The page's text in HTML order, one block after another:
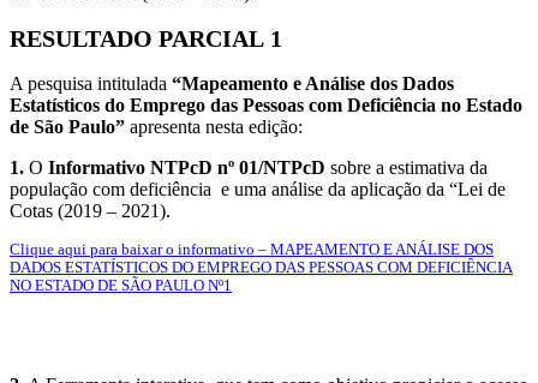
RESULTADO PARCIAL 1
A pesquisa intitulada “Mapeamento e Análise dos Dados
Estatísticos do Emprego das Pessoas com Deficiência no Estado
de São Paulo” apresenta nesta edição:
1. O Informativo NTPcD nº 01/NTPcD sobre a estimativa da
população com deficiência e uma análise da aplicação da “Lei de
Cotas (2019 – 2021).
Clique aqui para baixar o informativo – MAPEAMENTO E ANÁLISE DOS
DADOS ESTATÍSTICOS DO EMPREGO DAS PESSOAS COM DEFICIÊNCIA
NO ESTADO DE SÃO PAULO Nº1